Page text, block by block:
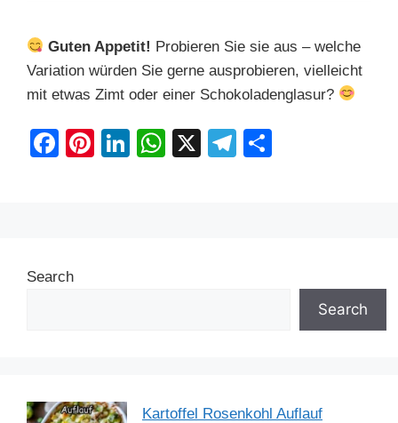
Guten Appetit! Probieren Sie sie aus – welche
Variation würden Sie gerne ausprobieren, vielleicht
mit etwas Zimt oder einer Schokoladenglasur?
F
o
Pi
Li
W
X
T
Search
Search
Kartoffel Rosenkohl Auflauf